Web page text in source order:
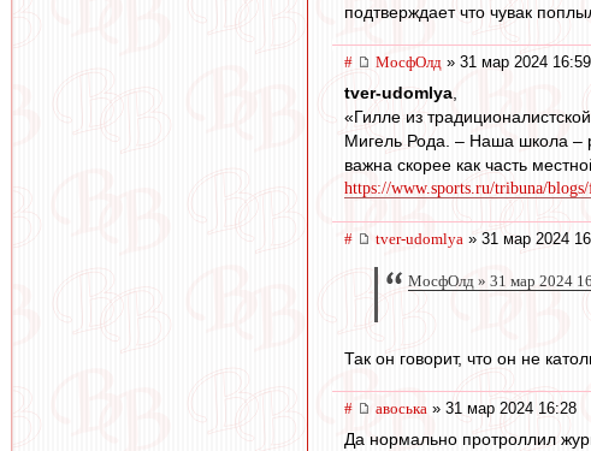
подтверждает что чувак
# МосфОлд » 31 мар 2024 16:59
tver-udomlya
«Гилле из
Мигель Рода. – Наша школа –
важна скорее как часть
https://www.sports.ru/tribuna/
# tver-udomlya » 31 мар 2024
МосфОлд » 31 мар 2024
Так он говорит, что он не
# авоська » 31 мар 2024 16:28
Да нормально протроллил